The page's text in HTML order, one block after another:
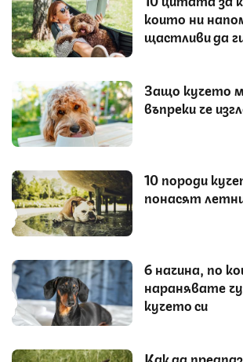
които ни
щастливи да
Защо кучето
въпреки че
10 породи
понасят
6 начина, по
наранявате
кучето си